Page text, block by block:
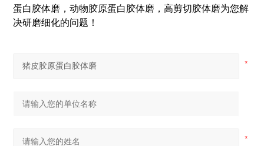
蛋白胶体磨，动物胶原蛋白胶体磨，高剪切胶体磨为您解
决研磨细化的问题！